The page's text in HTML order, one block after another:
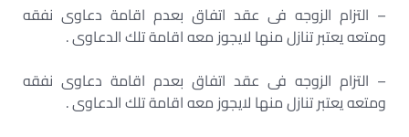
– التزام الزوجه فى عقد اتفاق بعدم اقامة دعاوى نفقه
ومتعه يعتبر تنازل منها لايجوز معه اقامة تلك الدعاوى .
– التزام الزوجه فى عقد اتفاق بعدم اقامة دعاوى نفقه
ومتعه يعتبر تنازل منها لايجوز معه اقامة تلك الدعاوى .